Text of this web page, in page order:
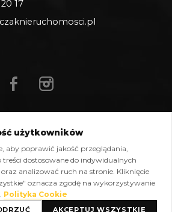
17
cookies Kontakt
Nieruchomości All Rights
Powered byoplixo.eu
użytkowników
aby poprawić jakość przeglądania,
dostosowane do indywidualnych
analizować ruch na stronie. Kliknięcie
oznacza zgodę na wykorzystywanie
Polityka Cookie
AKCEPTUJ WSZYSTKIE